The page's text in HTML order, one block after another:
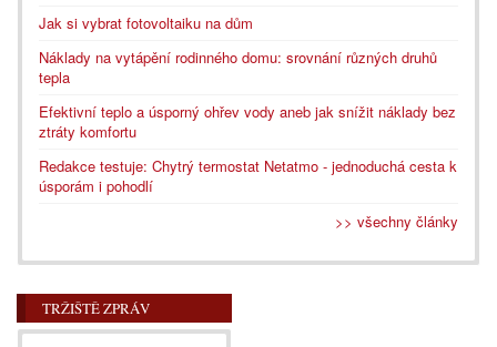
Jak si vybrat fotovoltaiku na dům
Náklady na vytápění rodinného domu: srovnání různých druhů
tepla
Efektivní teplo a úsporný ohřev vody aneb jak snížit náklady bez
ztráty komfortu
Redakce testuje: Chytrý termostat Netatmo - jednoduchá cesta k
úsporám i pohodlí
>> všechny články
TRŽIŠTĚ ZPRÁV